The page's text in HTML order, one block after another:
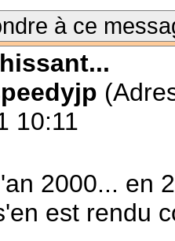
à ce
10:11
2000... en
est rendu